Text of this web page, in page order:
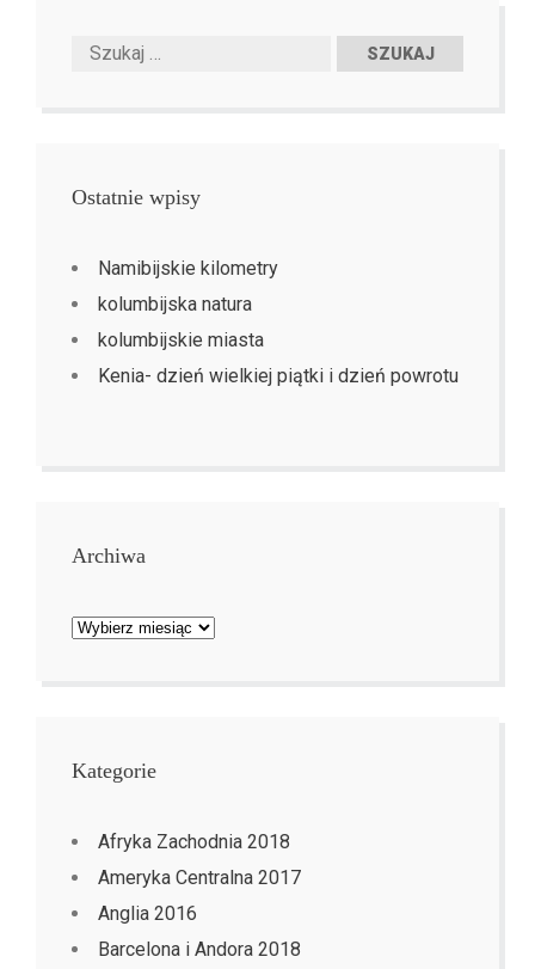
Ostatnie wpisy
Namibijskie kilometry
kolumbijska natura
kolumbijskie miasta
Kenia- dzień wielkiej piątki i dzień powrotu
Archiwa
Archiwa
Kategorie
Afryka Zachodnia 2018
Ameryka Centralna 2017
Anglia 2016
Barcelona i Andora 2018